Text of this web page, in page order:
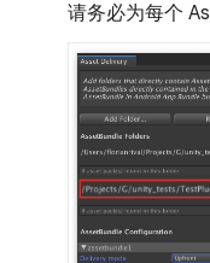
请务必为每个